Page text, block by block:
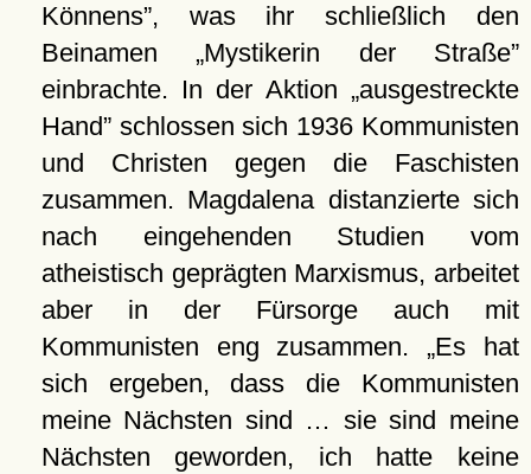
Könnens , was ihr schließlich den
Beinamen Mystikerin der Straße
einbrachte. In der Aktion
ausgestreckte
Hand schlossen sich 1936 Kommunisten
und Christen gegen die Faschisten
zusammen. Magdalena distanzierte sich
nach eingehenden Studien vom
atheistisch geprägten Marxismus, arbeitet
aber in der Fürsorge auch mit
Kommunisten eng zusammen. Es hat
sich ergeben, dass die Kommunisten
meine Nächsten sind … sie sind meine
Nächsten geworden, ich hatte keine